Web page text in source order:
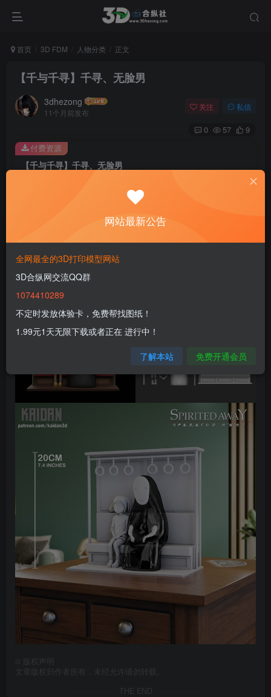
首页 3D FDM 人物分类 正文
【千与千寻】千寻、无脸男
3dhezong
11个月前发布
关注 私信
0 57 9
【千与千寻】千寻、无脸男
100
免费
付费资源
版权声明
文章版权归作者所有，未经允许请勿转载。
THE END
网站最新公告
全网最全的3D打印模型网站
3D合纵网交流QQ群
1074410289
不定时发放体验卡，免费帮找图纸！
1.99元1天无限下载或者正在 进行中！
了解本站 免费开通会员